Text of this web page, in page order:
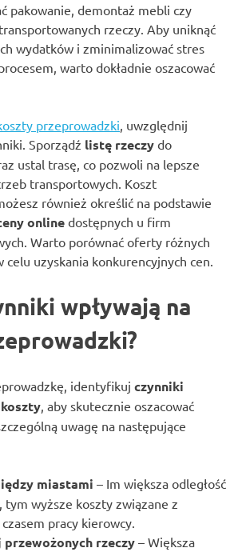
pakowanie, demontaż mebli czy
rzeczy. Aby uniknąć
wydatków i zminimalizować stres
warto dokładnie oszacować
przeprowadzki , uwzględnij
Sporządź listę rzeczy do
ustal trasę, co pozwoli na lepsze
transportowych. Koszt
również określić na podstawie
online dostępnych u firm
Warto porównać oferty różnych
celu uzyskania konkurencyjnych cen.
wpływają na
identyfikuj czynniki
, aby skutecznie oszacować
uwagę na następujące
miastami – Im większa odległość
tym wyższe koszty związane z
pracy kierowcy.
rzeczy – Większa